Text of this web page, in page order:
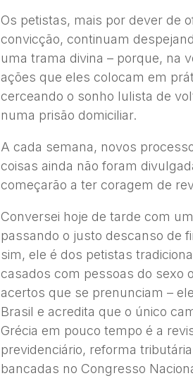
Os petistas, mais por dever de
convicção, continuam
uma trama divina – porque, na
ações que eles colocam em
cerceando o sonho lulista de
numa prisão domiciliar.
A cada semana, novos
coisas ainda não foram
começarão a ter coragem de
Conversei hoje de tarde com
passando o justo descanso de
sim, ele é dos petistas
casados com pessoas do sexo
acertos que se prenunciam –
Brasil e acredita que o único
Grécia em pouco tempo é a
previdenciário, reforma
bancadas no Congresso